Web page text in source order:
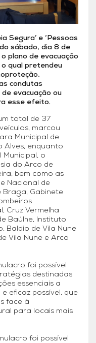
Segura’ e ‘Pessoas
sábado, dia 8 de
plano de evacuação
o qual pretendeu
condutas
evacuação ou
esse efeito.
total de 37
marcou
Municipal de
Alves, enquanto
Municipal, o
do Arco de
bem como as
Nacional de
Braga, Gabinete
Cruz Vermelha
Baúlhe, Instituto
Baldio de Vila Nune
Vila Nune e Arco
foi possível
destinadas
essenciais a
eficaz possível, que
face à
para locais mais
foi possível